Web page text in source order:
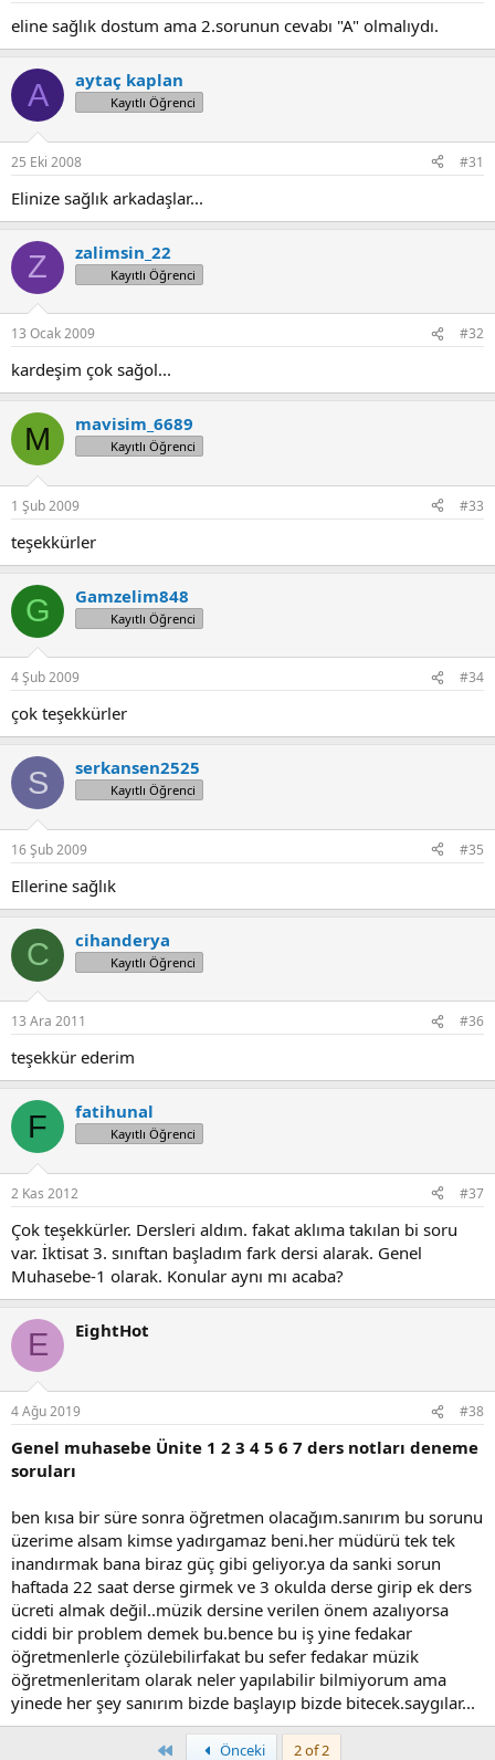
eline sağlık dostum ama 2.sorunun cevabı "A" olmalıydı.
A aytaç kaplan
Kayıtlı Öğrenci
25 Eki 2008 #31
Elinize sağlık arkadaşlar...
Z zalimsin_22
Kayıtlı Öğrenci
13 Ocak 2009 #32
kardeşim çok sağol...
M mavisim_6689
Kayıtlı Öğrenci
1 Şub 2009 #33
teşekkürler
G Gamzelim848
Kayıtlı Öğrenci
4 Şub 2009 #34
çok teşekkürler
S serkansen2525
Kayıtlı Öğrenci
16 Şub 2009 #35
Ellerine sağlık
C cihanderya
Kayıtlı Öğrenci
13 Ara 2011 #36
teşekkür ederim
F fatihunal
Kayıtlı Öğrenci
2 Kas 2012 #37
Çok teşekkürler. Dersleri aldım. fakat aklıma takılan bi soru
var. İktisat 3. sınıftan başladım fark dersi alarak. Genel
Muhasebe-1 olarak. Konular aynı mı acaba?
E EightHot
4 Ağu 2019 #38
Genel muhasebe Ünite 1 2 3 4 5 6 7 ders notları deneme
soruları
ben kısa bir süre sonra öğretmen olacağım.sanırım bu sorunu
üzerime alsam kimse yadırgamaz beni.her müdürü tek tek
inandırmak bana biraz güç gibi geliyor.ya da sanki sorun
haftada 22 saat derse girmek ve 3 okulda derse girip ek ders
ücreti almak değil..müzik dersine verilen önem azalıyorsa
ciddi bir problem demek bu.bence bu iş yine fedakar
öğretmenlerle çözülebilirfakat bu sefer fedakar müzik
öğretmenleritam olarak neler yapılabilir bilmiyorum ama
yinede her şey sanırım bizde başlayıp bizde bitecek.saygılar...
Birinci Önceki 2 of 2